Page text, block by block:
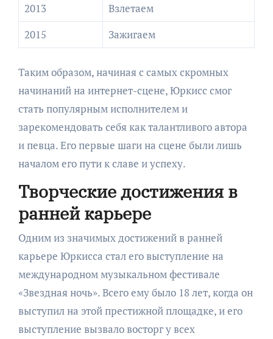
2013
Взлетаем
2015
Зажигаем
Таким образом, начиная с самых скромных
начинаний на интернет-сцене, Юркисс смог
стать популярным исполнителем и
зарекомендовать себя как талантливого автора
и певца. Его первые шаги на сцене были лишь
началом его пути к славе и успеху.
Творческие достижения в
ранней карьере
Одним из значимых достижений в ранней
карьере Юркисса стал его выступление на
международном музыкальном фестивале
«Звездная ночь». Всего ему было 18 лет, когда он
выступил на этой престижной площадке, и его
выступление вызвало восторг у всех